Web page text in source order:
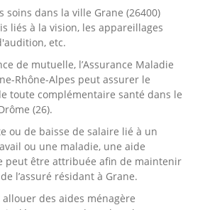
soins dans la ville Grane (26400)
liés à la vision, les appareillages
etc.
de mutuelle, l’Assurance Maladie
Rhône-Alpes peut assurer le
toute complémentaire santé dans le
(26).
ou de baisse de salaire lié à un
ou une maladie, une aide
peut être attribuée afin de maintenir
l’assuré résidant à Grane.
allouer des aides ménagère